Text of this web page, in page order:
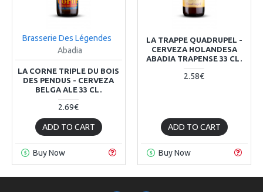
Brasserie Des Légendes
Abadia
LA CORNE TRIPLE DU BOIS
DES PENDUS - CERVEZA
BELGA ALE 33 CL.
2.69€
ADD TO CART
Buy Now
LA TRAPPE QUADRUPEL -
CERVEZA HOLANDESA
ABADIA TRAPENSE 33 CL.
2.58€
ADD TO CART
Buy Now